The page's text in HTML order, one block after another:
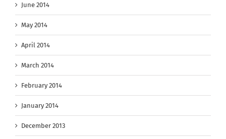
June 2014
May 2014
April 2014
March 2014
February 2014
January 2014
December 2013